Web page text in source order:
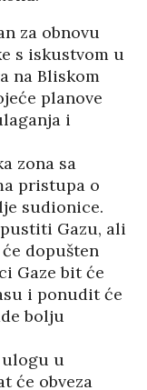
za obnovu
s iskustvom u
na Bliskom
planove
i
zona sa
pristupa o
sudionice.
Gazu, ali
dopušten
Gaze bit će
i ponudit će
bolju
u
će obveza